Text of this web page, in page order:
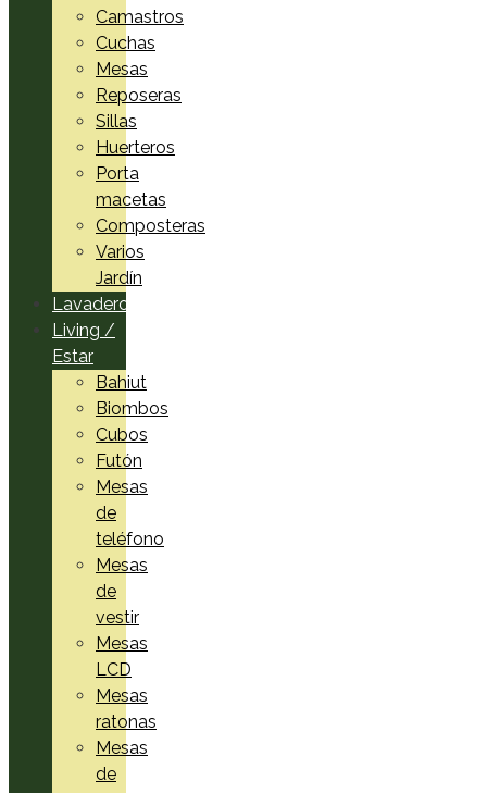
Camastros
Cuchas
Mesas
Reposeras
Sillas
Huerteros
Porta
macetas
Composteras
Varios
Jardín
Lavadero
Living /
Estar
Bahiut
Biombos
Cubos
Futón
Mesas
de
teléfono
Mesas
de
vestir
Mesas
LCD
Mesas
ratonas
Mesas
de